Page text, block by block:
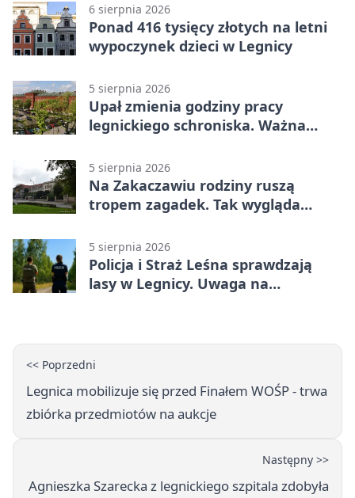
6 sierpnia 2026
Ponad 416 tysięcy złotych na letni
wypoczynek dzieci w Legnicy
5 sierpnia 2026
Upał zmienia godziny pracy
legnickiego schroniska. Ważna
5 sierpnia 2026
Na Zakaczawiu rodziny ruszą
tropem zagadek. Tak wygląda
5 sierpnia 2026
Policja i Straż Leśna sprawdzają
lasy w Legnicy. Uwaga na
<< Poprzedni
Legnica mobilizuje się przed Finałem WOŚP - trwa
zbiórka przedmiotów na aukcje
Następny >>
Agnieszka Szarecka z legnickiego szpitala zdobyła